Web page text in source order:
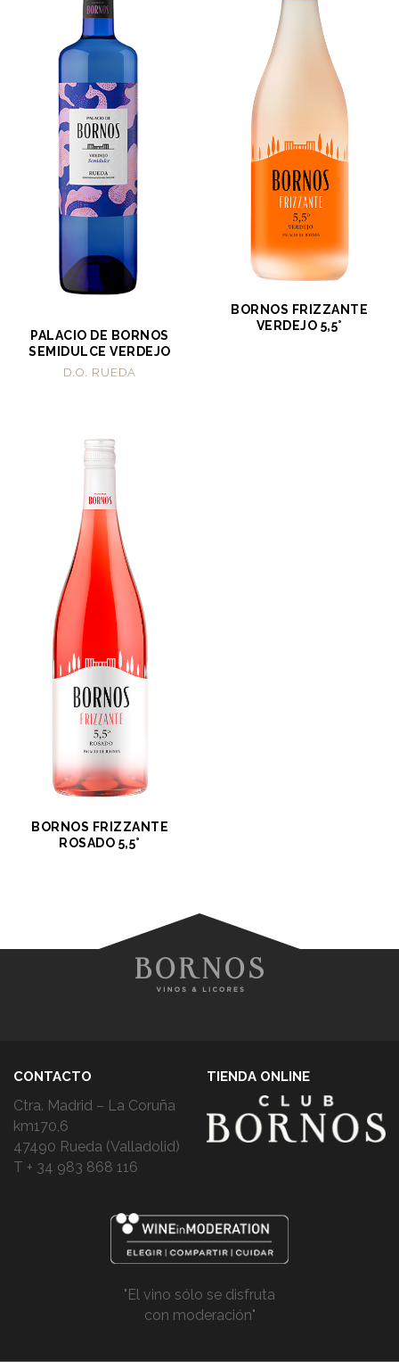
PALACIO DE BORNOS
SEMIDULCE VERDEJO
D.O. RUEDA
BORNOS FRIZZANTE
VERDEJO 5,5°
BORNOS FRIZZANTE
ROSADO 5,5°
CONTACTO
Ctra. Madrid – La Coruña
km170,6
47490 Rueda (Valladolid)
T + 34 983 868 116
TIENDA ONLINE
"El vino sólo se disfruta
con moderación"